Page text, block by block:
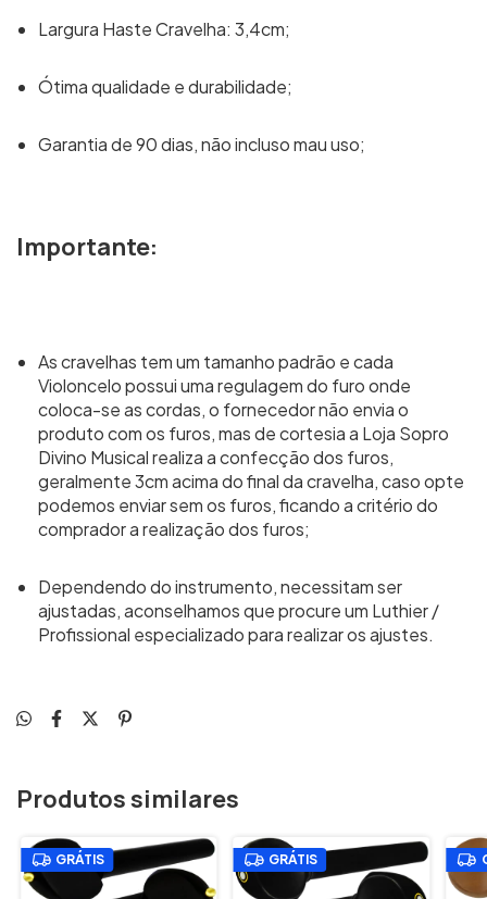
Largura Haste Cravelha: 3,4cm;
Ótima qualidade e durabilidade;
Garantia de 90 dias, não incluso mau uso;
Importante:
As cravelhas tem um tamanho padrão e cada
Violoncelo possui uma regulagem do furo onde
coloca-se as cordas, o fornecedor não envia o
produto com os furos, mas de cortesia a Loja Sopro
Divino Musical realiza a confecção dos furos,
geralmente 3cm acima do final da cravelha, caso opte
podemos enviar sem os furos, ficando a critério do
comprador a realização dos furos;
Dependendo do instrumento, necessitam ser
ajustadas, aconselhamos que procure um Luthier /
Profissional especializado para realizar os ajustes.
Produtos similares
GRÁTIS GRÁTIS